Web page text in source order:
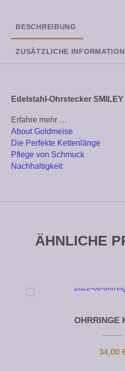
BESCHREIBUNG
ZUSÄTZLICHE
Edelstahl-Ohrstecker SMILEY
Erfahre mehr …
About Goldmeise
Die Perfekte Kettenlänge
Pflege von Schmuck
Nachhaltigkeit
ÄHNLICHE
Dieses Produkt weist mehrere Varianten auf. Die
OHRRINGE
34,00